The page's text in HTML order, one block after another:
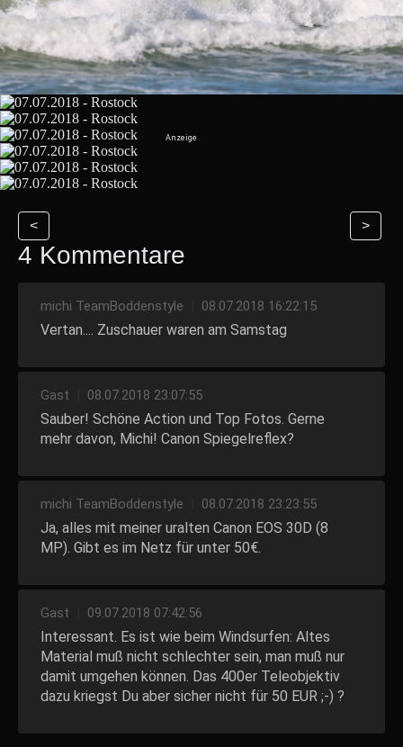
< >
4 Kommentare
michi TeamBoddenstyle 08.07.2018 16:22:15
Vertan.... Zuschauer waren am Samstag
Gast 08.07.2018 23:07:55
Sauber! Schöne Action und Top Fotos. Gerne
mehr davon, Michi! Canon Spiegelreflex?
michi TeamBoddenstyle 08.07.2018 23:23:55
Ja, alles mit meiner uralten Canon EOS 30D (8
MP). Gibt es im Netz für unter 50€.
Gast 09.07.2018 07:42:56
Interessant. Es ist wie beim Windsurfen: Altes
Material muß nicht schlechter sein, man muß nur
damit umgehen können. Das 400er Teleobjektiv
dazu kriegst Du aber sicher nicht für 50 EUR ;-) ?